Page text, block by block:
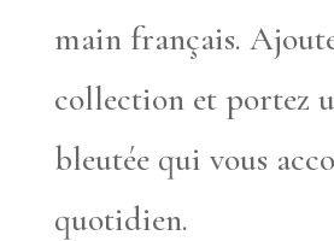
main français.
collection et portez
bleutée qui vous
quotidien.